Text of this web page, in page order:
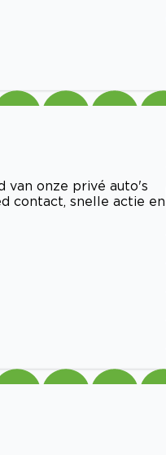
van onze privé auto's
contact, snelle actie en